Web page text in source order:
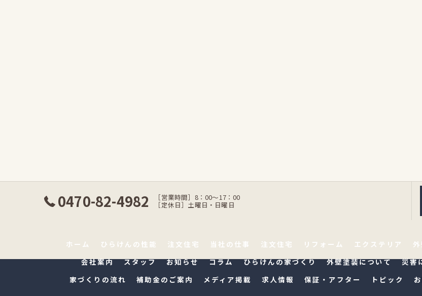
0470-82-4982 ［営業時間］8：00〜17：00
［定休日］土曜日・日曜日
ホーム ひらけんの性能 注文住宅 当社の仕事 注文住宅 リフォーム エクステリア
会社案内
スタッフ お知らせ コラム ひらけんの家づくり 外壁塗装について 災害
家づくりの流れ
補助金のご案内 メディア掲載 求人情報 保証・アフター トピック